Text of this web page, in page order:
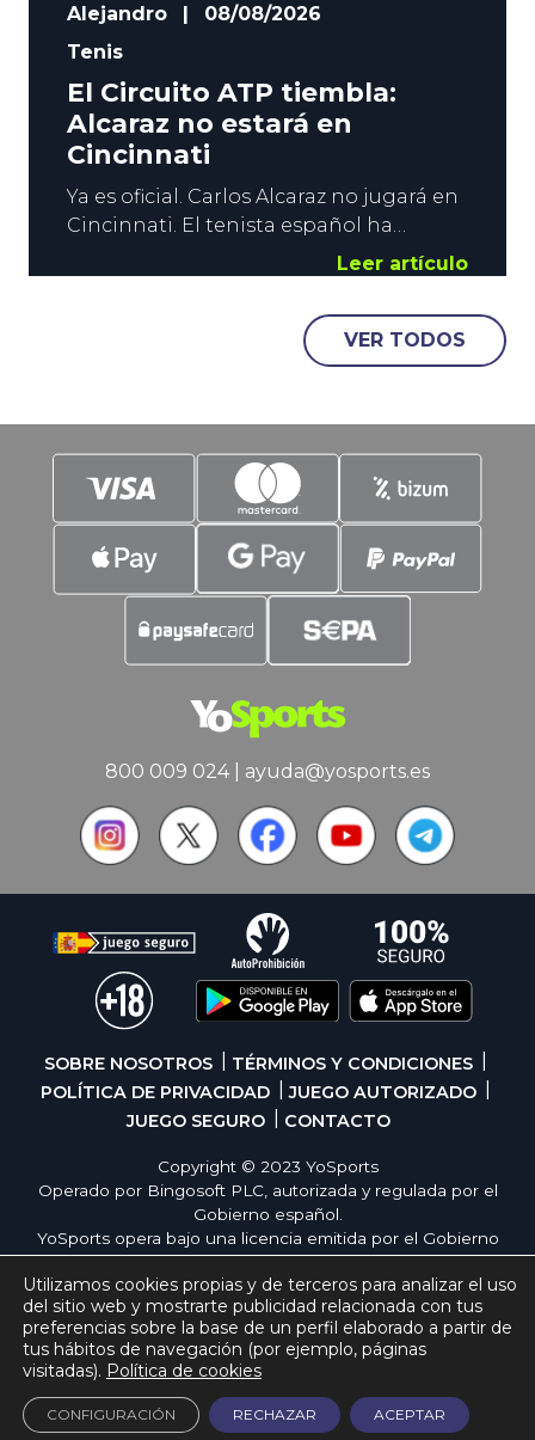
Alejandro |
08/08/2026
Tenis
El Circuito ATP tiembla:
Alcaraz no estará en
Cincinnati
Ya es oficial. Carlos Alcaraz no jugará en
Cincinnati. El tenista español ha
confirmado su baja para el Masters 1000
que se disputará antes del US Open, y el
terremoto en el Circuito ATP es
importante. La situación del Tenis
Masculino, con Sinner y Alcaraz muy por
Leer artículo
VER TODOS
800 009 024| ayuda@yosports.es
SOBRE NOSOTROS
TÉRMINOS Y CONDICIONES
POLÍTICA DE PRIVACIDAD
JUEGO AUTORIZADO
JUEGO SEGURO
CONTACTO
Copyright © 2023 YoSports
Operado por Bingosoft PLC, autorizada y regulada por el
Gobierno español.
YoSports opera bajo una licencia emitida por el Gobierno
de España, cumpliendo con todas las normativas de
seguridad y responsabilidad en los juegos online. El juego
es una forma de entretenimiento cuya finalidad es ofrecer
diversión y emoción a los jugadores en nuestra página
web. Juega con moderación siguiendo las pautas
recomendadas para el juego responsable.
Utilizamos cookies propias y de terceros para analizar el uso
del sitio web y mostrarte publicidad relacionada con tus
preferencias sobre la base de un perfil elaborado a partir de
tus hábitos de navegación (por ejemplo, páginas
visitadas). Política de cookies
ACEPTAR
RECHAZAR
CONFIGURACIÓN